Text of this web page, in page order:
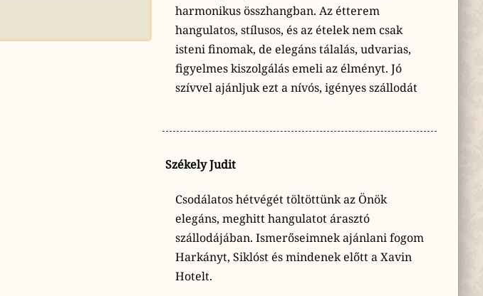
harmonikus összhangban. Az étterem
hangulatos, stílusos, és az ételek nem csak
isteni finomak, de elegáns tálalás, udvarias,
figyelmes kiszolgálás emeli az élményt. Jó
szívvel ajánljuk ezt a nívós, igényes szállodát
Székely Judit
Csodálatos hétvégét töltöttünk az Önök
elegáns, meghitt hangulatot árasztó
szállodájában. Ismerőseimnek ajánlani fogom
Harkányt, Siklóst és mindenek előtt a Xavin
Hotelt.